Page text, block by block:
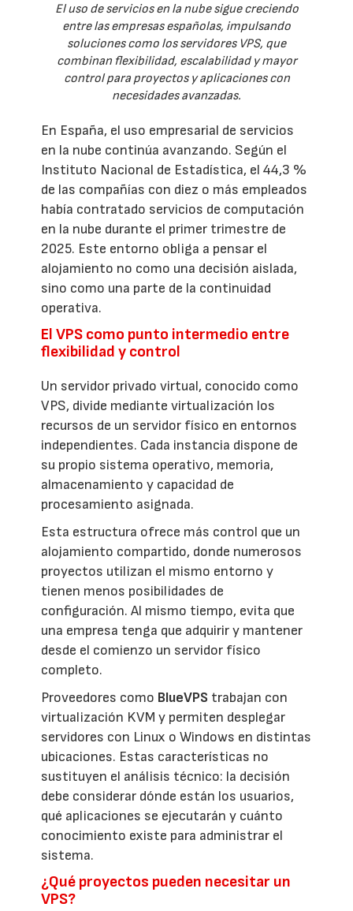
El uso de servicios en la nube sigue creciendo
entre las empresas españolas, impulsando
soluciones como los servidores VPS, que
combinan flexibilidad, escalabilidad y mayor
control para proyectos y aplicaciones con
necesidades avanzadas.
En España, el uso empresarial de servicios
en la nube continúa avanzando. Según el
Instituto Nacional de Estadística, el 44,3 %
de las compañías con diez o más empleados
había contratado servicios de computación
en la nube durante el primer trimestre de
2025. Este entorno obliga a pensar el
alojamiento no como una decisión aislada,
sino como una parte de la continuidad
operativa.
El VPS como punto intermedio entre
flexibilidad y control
Un servidor privado virtual, conocido como
VPS, divide mediante virtualización los
recursos de un servidor físico en entornos
independientes. Cada instancia dispone de
su propio sistema operativo, memoria,
almacenamiento y capacidad de
procesamiento asignada.
Esta estructura ofrece más control que un
alojamiento compartido, donde numerosos
proyectos utilizan el mismo entorno y
tienen menos posibilidades de
configuración. Al mismo tiempo, evita que
una empresa tenga que adquirir y mantener
desde el comienzo un servidor físico
completo.
Proveedores como BlueVPS trabajan con
virtualización KVM y permiten desplegar
servidores con Linux o Windows en distintas
ubicaciones. Estas características no
sustituyen el análisis técnico: la decisión
debe considerar dónde están los usuarios,
qué aplicaciones se ejecutarán y cuánto
conocimiento existe para administrar el
sistema.
¿Qué proyectos pueden necesitar un
VPS?